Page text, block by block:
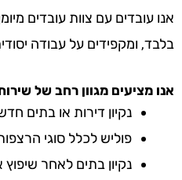
אנו עובדים עם צוות עובדים
בלבד, ומקפידים על עבודה
אנו מציעים מגוון רחב של
נקיון דירות או בתים
פוליש לכלל סוגי
נקיון בתים לאחר